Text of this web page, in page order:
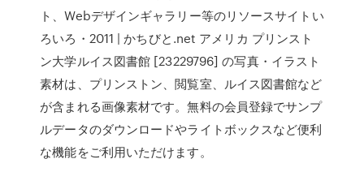
ト、Webデザインギャラリー等のリソースサイトい
ろいろ・2011 | かちびと.net アメリカ プリンスト
ン大学ルイス図書館 [23229796] の写真・イラスト
素材は、プリンストン、閲覧室、ルイス図書館など
が含まれる画像素材です。無料の会員登録でサンプ
ルデータのダウンロードやライトボックスなど便利
な機能をご利用いただけます。